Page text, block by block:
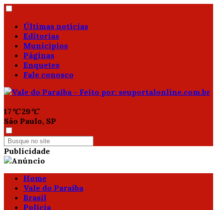
Últimas notícias
Editorias
Municípios
Páginas
Enquetes
Fale conosco
17°C 29°C
São Paulo, SP
Publicidade
Home
Vale do Paraíba
Brasil
Polícia